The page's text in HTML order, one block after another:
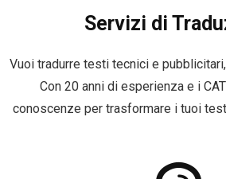
Servizi di
Vuoi tradurre testi tecnici e
Con 20 anni di esperienza e i
conoscenze per trasformare i tuoi